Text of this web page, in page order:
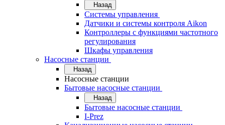
Назад
Системы управления
Датчики и системы контроля Aikon
Контроллеры с функциями частотного
регулирования
Шкафы управления
Насосные станции
Назад
Насосные станции
Бытовые насосные станции
Назад
Бытовые насосные станции
I-Prez